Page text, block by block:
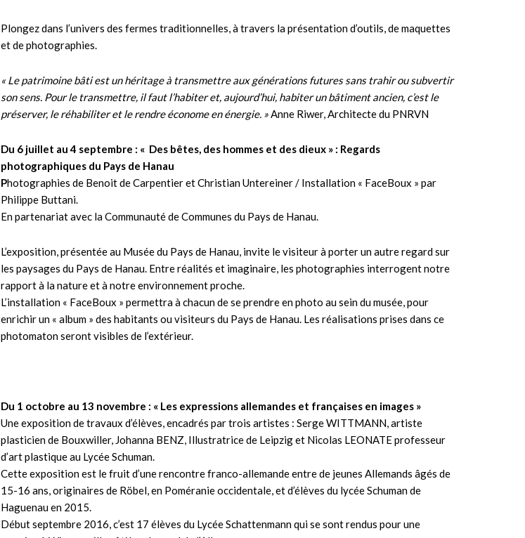
Plongez dans l’univers des fermes traditionnelles, à travers la présentation d’outils, de maquettes
et de photographies.
« Le patrimoine bâti est un héritage à transmettre aux générations futures sans trahir ou subvertir
son sens. Pour le transmettre, il faut l’habiter et, aujourd’hui, habiter un bâtiment ancien, c’est le
préserver, le réhabiliter et le rendre économe en énergie. »Anne Riwer, Architecte du PNRVN
Du 6 juillet au 4 septembre : « Des bêtes, des hommes et des dieux » : Regards
photographiques du Pays de Hanau
Photographies de Benoit de Carpentier et Christian Untereiner / Installation « FaceBoux » par
Philippe Buttani.
En partenariat avec la Communauté de Communes du Pays de Hanau.
L’exposition, présentée au Musée du Pays de Hanau, invite le visiteur à porter un autre regard sur
les paysages du Pays de Hanau. Entre réalités et imaginaire, les photographies interrogent notre
rapport à la nature et à notre environnement proche.
L’installation « FaceBoux » permettra à chacun de se prendre en photo au sein du musée, pour
enrichir un « album » des habitants ou visiteurs du Pays de Hanau. Les réalisations prises dans ce
photomaton seront visibles de l’extérieur.
Du 1 octobre au 13 novembre : « Les expressions allemandes et françaises en images »
Une exposition de travaux d’élèves, encadrés par trois artistes : Serge WITTMANN, artiste
plasticien de Bouxwiller, Johanna BENZ, Illustratrice de Leipzig et Nicolas LEONATE professeur
d’art plastique au Lycée Schuman.
Cette exposition est le fruit d’une rencontre franco-allemande entre de jeunes Allemands âgés de
15-16 ans, originaires de Röbel, en Poméranie occidentale, et d’élèves du lycée Schuman de
Haguenau en 2015.
Début septembre 2016, c’est 17 élèves du Lycée Schattenmann qui se sont rendus pour une